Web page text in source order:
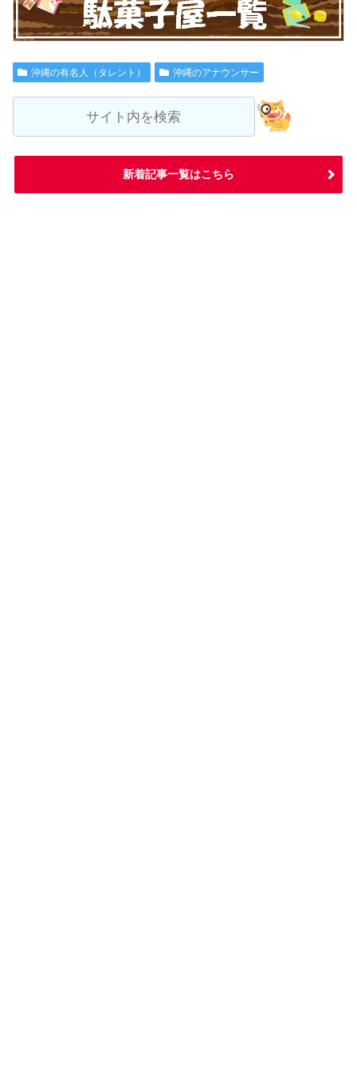
沖縄の有名人（タレント） 沖縄のアナウンサー
新着記事一覧はこちら